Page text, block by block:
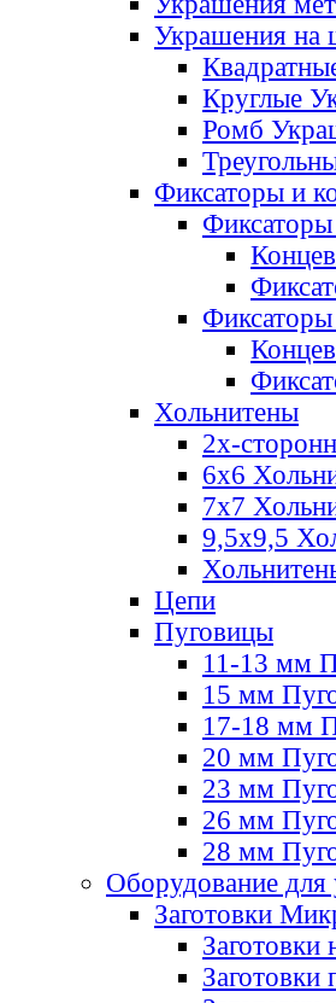
Украшения на
Круглые
Ромб
Фиксаторы и
Фиксаторы
Хольнитены
2х-
6х6
7х7
9,5х9,5
Цепи
Пуговицы
11-13 мм
15 мм
17-18 мм
20 мм
23 мм
26 мм
28 мм
Оборудование
Заготовки
Заготовки
Заготовки